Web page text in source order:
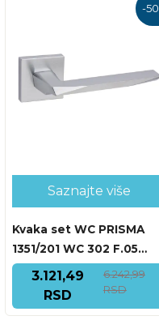
-50
Saznajte više
Kvaka set WC PRISMA
1351/201 WC 302 F.05
HROM MAT
3.121,49
RSD
6.242,99
RSD